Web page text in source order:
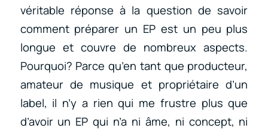
véritable réponse à la question de savoir
comment préparer un EP est un peu plus
longue et couvre de nombreux aspects.
Pourquoi? Parce qu’en tant que producteur,
amateur de musique et propriétaire d’un
label, il n’y a rien qui me frustre plus que
d’avoir un EP qui n’a ni âme, ni concept, ni